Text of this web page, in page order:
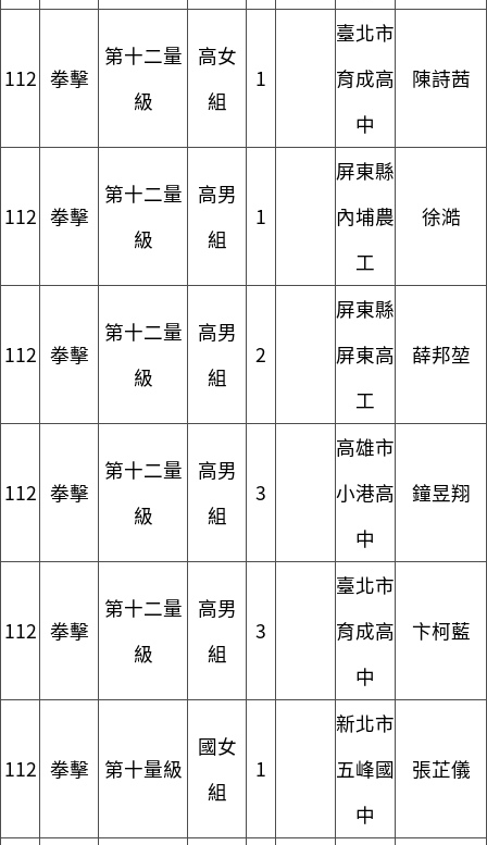
112 拳擊
第十二量
級
高女
組
1
臺北市
育成高
中
陳詩茜
112 拳擊
第十二量
級
高男
組
1
屏東縣
內埔農
工
徐澔
112 拳擊
第十二量
級
高男
組
2
屏東縣
屏東高
工
薛邦堃
112 拳擊
第十二量
級
高男
組
3
高雄市
小港高
中
鐘昱翔
112 拳擊
第十二量
級
高男
組
3
臺北市
育成高
中
卞柯藍
112 拳擊 第十量級
國女
組
1
新北市
五峰國
中
張芷儀